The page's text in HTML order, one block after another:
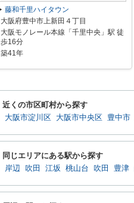
藤和千里ハイタウン
大阪府豊中市上新田４丁目
大阪モノレール本線「千里中央」駅 徒
歩16分
築41年
近くの市区町村から探す
大阪市淀川区 大阪市中央区 豊中市
同じエリアにある駅から探す
岸辺 吹田 江坂 桃山台 吹田 豊津